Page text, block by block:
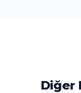
Diğer